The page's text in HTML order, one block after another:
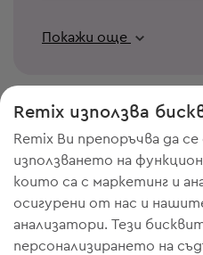
Покажи още
Remix използва
Remix Ви препоръчва да
използването на
които са с маркетинг и
осигурени от нас и
анализатори. Тези
персонализирането на